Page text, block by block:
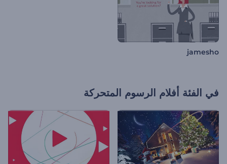
jamesho
في الفئة أفلام الرسوم المتحركة